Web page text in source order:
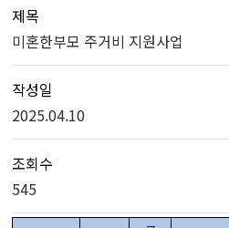
제목
미혼한부모 주거비 지원사업
작성일
2025.04.10
조회수
545